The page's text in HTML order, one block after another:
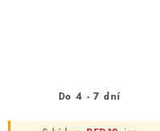
Do 4 - 7 dní